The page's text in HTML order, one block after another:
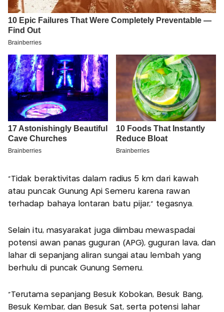
“Tidak beraktivitas dalam radius 5 km dari kawah
atau puncak Gunung Api Semeru karena rawan
terhadap bahaya lontaran batu pijar,” tegasnya.
Selain itu, masyarakat juga diimbau mewaspadai
potensi awan panas guguran (APG), guguran lava, dan
lahar di sepanjang aliran sungai atau lembah yang
berhulu di puncak Gunung Semeru.
“Terutama sepanjang Besuk Kobokan, Besuk Bang,
Besuk Kembar, dan Besuk Sat, serta potensi lahar